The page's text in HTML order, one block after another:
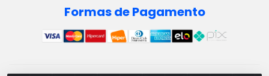
Formas de Pagamento